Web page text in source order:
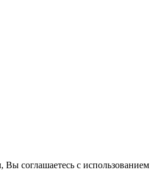
соглашаетесь с